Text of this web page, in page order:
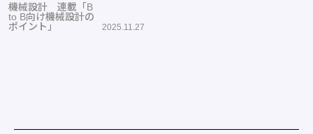
機械設計 連載「B
to B向け機械設計の
ポイント」
2025.11.27